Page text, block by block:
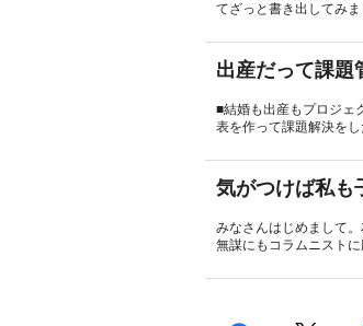
てざっと書き出してみ
出産だって課題
■結婚も出産もプロジェ
表を作って課題解決を
気がつけば私も
みなさんはじめまして
無謀にもコラムニスト